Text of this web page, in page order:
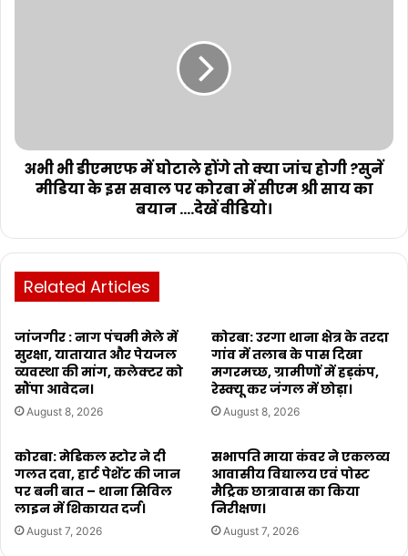
अभी भी डीएमएफ में घोटाले होंगे तो क्या जांच होगी ?सुनें
मीडिया के इस सवाल पर कोरबा में सीएम श्री साय का
बयान ....देखें वीडियो।
Related Articles
जांजगीर : नाग पंचमी मेले में
सुरक्षा, यातायात और पेयजल
व्यवस्था की मांग, कलेक्टर को
सौंपा आवेदन।
August 8, 2026
कोरबा: उरगा थाना क्षेत्र के तरदा
गांव में तलाब के पास दिखा
मगरमच्छ, ग्रामीणों में हड़कंप,
रेस्क्यू कर जंगल में छोड़ा।
August 8, 2026
कोरबा: मेडिकल स्टोर ने दी
गलत दवा, हार्ट पेशेंट की जान
पर बनी बात – थाना सिविल
लाइन में शिकायत दर्ज।
August 7, 2026
सभापति माया कंवर ने एकलव्य
आवासीय विद्यालय एवं पोस्ट
मैट्रिक छात्रावास का किया
निरीक्षण।
August 7, 2026